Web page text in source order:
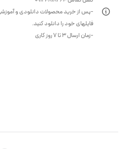
-پس از خرید محصولات دانلودی و
فایلهای خود را دانلود کنید.
-زمان ارسال 3 تا 7 روز کاری